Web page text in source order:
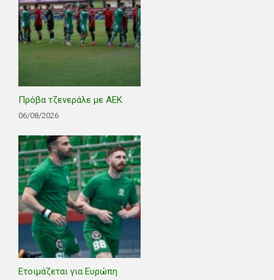
Πρόβα τζενεράλε με ΑΕΚ
06/08/2026
Ετοιμάζεται για Ευρώπη